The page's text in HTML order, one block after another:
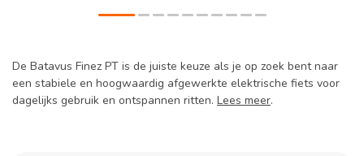
De Batavus Finez PT is de juiste keuze als je op zoek bent naar
een stabiele en hoogwaardig afgewerkte elektrische fiets voor
dagelijks gebruik en ontspannen ritten. Lees meer.